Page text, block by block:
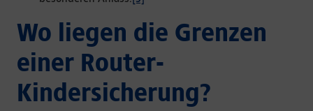
Wo liegen die Grenzen
einer Router-
Kindersicherung?